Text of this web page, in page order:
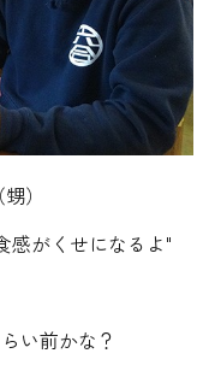
）
感がくせになるよ"
い前かな？